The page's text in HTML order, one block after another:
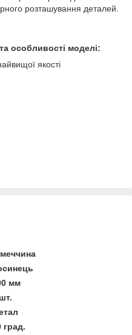
розташування деталей.
особливості моделі:
якості
мм
град.